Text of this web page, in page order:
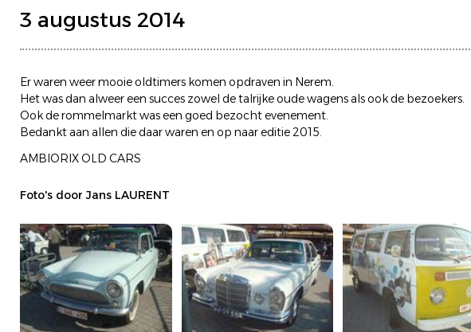
3 augustus 2014
Er waren weer mooie oldtimers komen opdraven in Nerem.
Het was dan alweer een succes zowel de talrijke oude wagens als ook de bezoekers.
Ook de rommelmarkt was een goed bezocht evenement.
Bedankt aan allen die daar waren en op naar editie 2015.
AMBIORIX OLD CARS
Foto's door Jans LAURENT